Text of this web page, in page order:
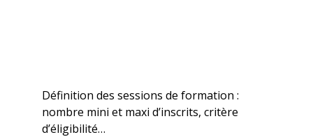
Définition des sessions de formation :
nombre mini et maxi d’inscrits, critère
d’éligibilité…